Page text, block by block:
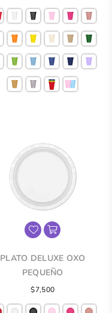
regular
PLATO DELUXE OXO
PEQUEÑO
$7,500